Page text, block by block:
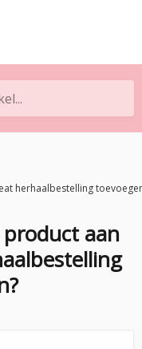
herhaalbestelling
aan